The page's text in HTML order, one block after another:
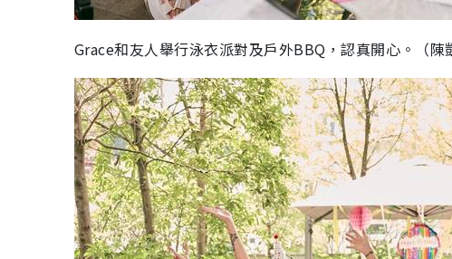
Grace和友人舉行泳衣派對及戶外BBQ，認真開心。（陳